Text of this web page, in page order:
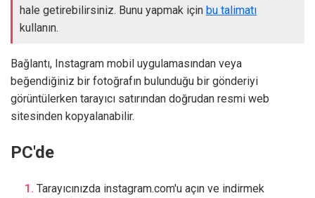
hale getirebilirsiniz. Bunu yapmak için bu talimatı
kullanın.
Bağlantı, Instagram mobil uygulamasından veya
beğendiğiniz bir fotoğrafın bulunduğu bir gönderiyi
görüntülerken tarayıcı satırından doğrudan resmi web
sitesinden kopyalanabilir.
PC'de
Tarayıcınızda instagram.com'u açın ve indirmek